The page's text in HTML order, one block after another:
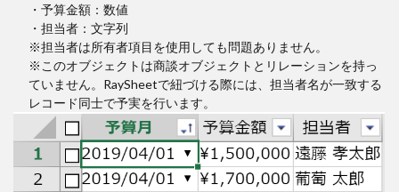
・予算金額：数値
・担当者：文字列
※担当者は所有者項目を使用しても問題ありません。
※このオブジェクトは商談オブジェクトとリレーションを持っ
ていません。RaySheetで紐づける際には、担当者名が一致する
レコード同士で予実を行います。